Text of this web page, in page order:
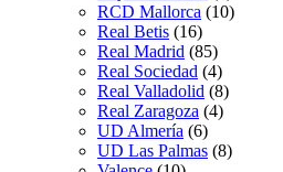
RCD Mallorca (10)
Real Betis (16)
Real Madrid (85)
Real Sociedad (4)
Real Valladolid (8)
Real Zaragoza (4)
UD Almería (6)
UD Las Palmas (8)